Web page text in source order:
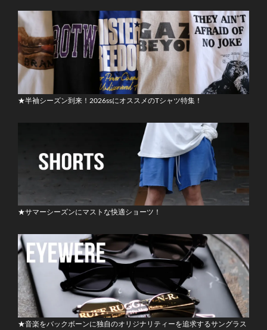
★半袖シーズン到来！2026ssにオススメのTシャツ特集！
★サマーシーズンにマストな快適ショーツ！
★音楽をバックボーンに独自のオリジナリティーを追求するサングラス